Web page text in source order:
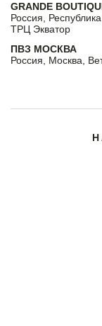
GRANDE
Россия,
ТРЦ Экватор
ПВЗ МОСКВА
Россия, Москва,